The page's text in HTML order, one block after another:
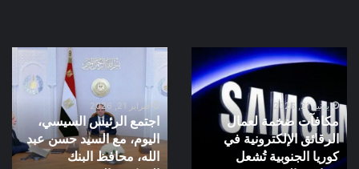
مكافآت
ضخمة
الرقائق
الإلكترونية
في
كوريا
يونيو 21, 2026
مكافآت ضخمة لعمال
الرقائق الإلكترونية في
كوريا الجنوبية تُشعل
اجتمع
السيسي،
اليوم،
السيد
حسن
فبراير 21, 2026
اجتمع الرئيس السيسي،
اليوم، مع السيد حسن عبد
الله، محافظ البنك